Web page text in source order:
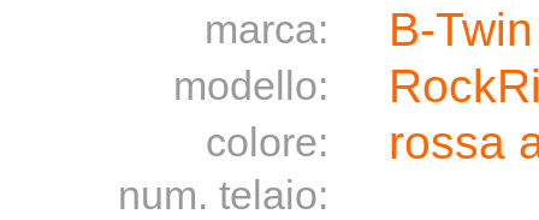
marca: B-
modello:
colore: rossa
num. telaio: